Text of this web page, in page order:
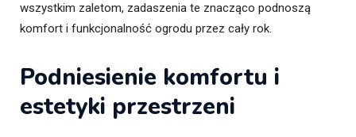
wszystkim zaletom, zadaszenia te znacząco podnoszą
komfort i funkcjonalność ogrodu przez cały rok.
Podniesienie komfortu i
estetyki przestrzeni